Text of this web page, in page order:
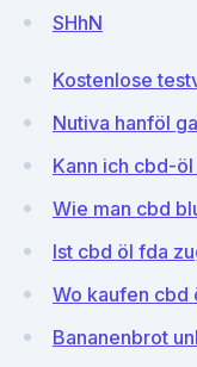
SHhN
Kostenlose
Nutiva hanföl
Kann ich cbd-
Wie man cbd
Ist cbd öl fda
Wo kaufen cbd
Bananenbrot